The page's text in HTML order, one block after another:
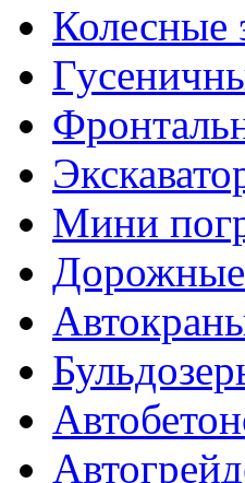
Колесные
Мини
Дорожные